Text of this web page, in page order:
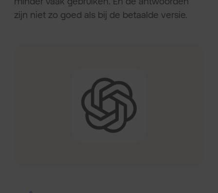
zijn niet zo goed als bij de betaalde versie.